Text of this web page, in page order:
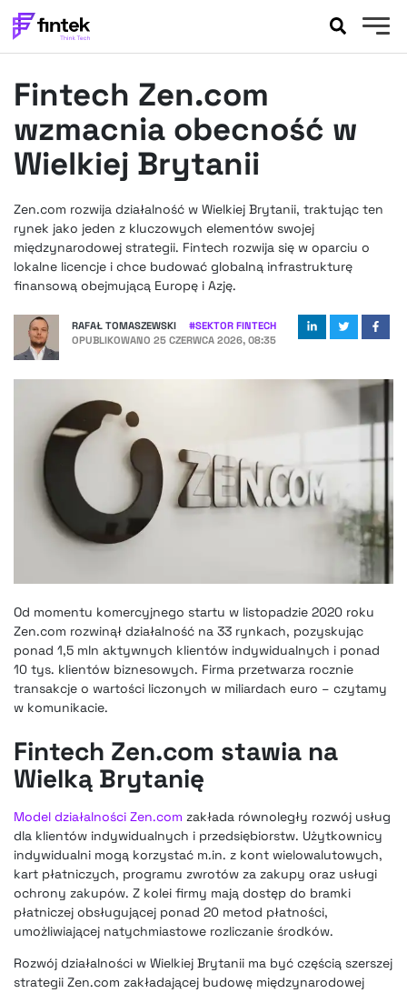
BANKOWOŚĆ
FELIETONY
WYWIADY
PODCASTY
FINTEKEXTRA
OKIEM EKSPERTA
Fintech Zen.com
wzmacnia obecność w
Wielkiej Brytanii
Zen.com rozwija działalność w Wielkiej Brytanii, traktując ten
rynek jako jeden z kluczowych elementów swojej
międzynarodowej strategii. Fintech rozwija się w oparciu o
lokalne licencje i chce budować globalną infrastrukturę
finansową obejmującą Europę i Azję.
RAFAŁ TOMASZEWSKI #SEKTOR FINTECH
OPUBLIKOWANO 25 CZERWCA 2026, 08:35
Od momentu komercyjnego startu w listopadzie 2020 roku
Zen.com rozwinął działalność na 33 rynkach, pozyskując
ponad 1,5 mln aktywnych klientów indywidualnych i ponad
10 tys. klientów biznesowych. Firma przetwarza rocznie
transakcje o wartości liczonych w miliardach euro – czytamy
w komunikacie.
Fintech Zen.com stawia na
Wielką Brytanię
Model działalności Zen.com zakłada równoległy rozwój usług
dla klientów indywidualnych i przedsiębiorstw. Użytkownicy
indywidualni mogą korzystać m.in. z kont wielowalutowych,
kart płatniczych, programu zwrotów za zakupy oraz usługi
ochrony zakupów. Z kolei firmy mają dostęp do bramki
płatniczej obsługującej ponad 20 metod płatności,
umożliwiającej natychmiastowe rozliczanie środków.
Rozwój działalności w Wielkiej Brytanii ma być częścią szerszej
strategii Zen.com zakładającej budowę międzynarodowej